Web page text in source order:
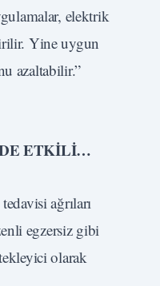
elektrik
Yine uygun
azaltabilir.”
ETKİLİ…
ağrıları
egzersiz gibi
olarak